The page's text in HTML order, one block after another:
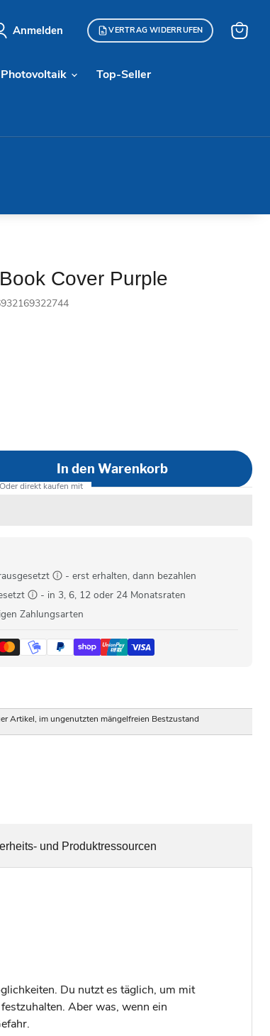
Anmelden VERTRAG WIDERRUFEN
Photovoltaik Top-Seller
Cover Purple
In den Warenkorb
- erst erhalten, dann bezahlen
- in 3, 6, 12 oder 24 Monatsraten
Zahlungsarten
Artikel, im ungenutzten mängelfreien Bestzustand
Du nutzt es täglich, um mit
Aber was, wenn ein
und Produktressourcen